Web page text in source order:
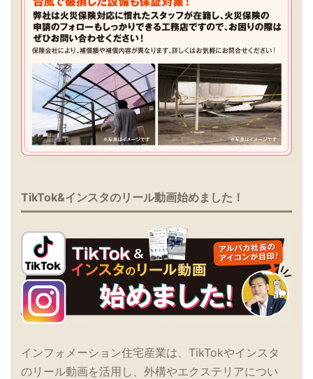
TikTok&インスタのリール動画始めました！
インフォメーション住宅産業は、TikTokやインスタ
のリール動画を活用し、外構やエクステリアについ